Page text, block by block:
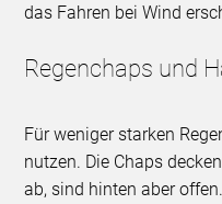
das Fahren bei Wind
Regenchaps und
Für weniger starken
nutzen. Die Chaps
ab, sind hinten aber